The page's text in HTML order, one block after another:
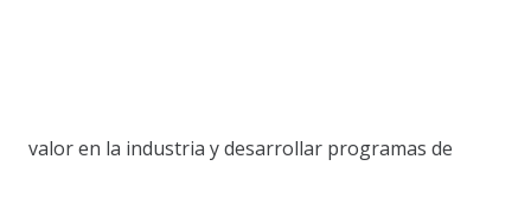
valor en la industria y desarrollar programas de